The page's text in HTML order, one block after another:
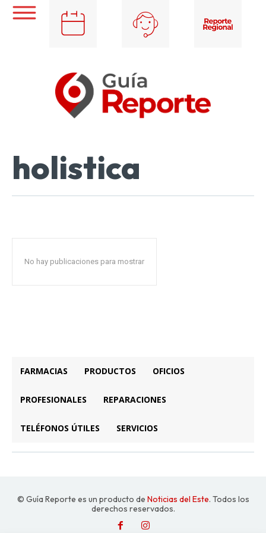
holistica
No hay publicaciones para mostrar
FARMACIAS PRODUCTOS OFICIOS
PROFESIONALES REPARACIONES
TELÉFONOS ÚTILES SERVICIOS
© Guía Reporte es un producto de Noticias del Este. Todos los
derechos reservados.